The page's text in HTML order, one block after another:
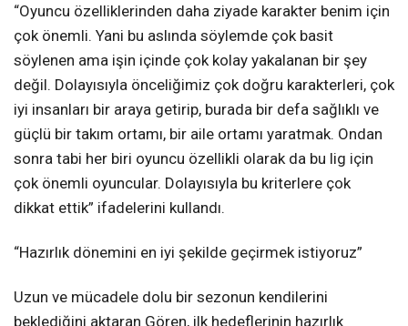
“Oyuncu özelliklerinden daha ziyade karakter benim için
çok önemli. Yani bu aslında söylemde çok basit
söylenen ama işin içinde çok kolay yakalanan bir şey
değil. Dolayısıyla önceliğimiz çok doğru karakterleri, çok
iyi insanları bir araya getirip, burada bir defa sağlıklı ve
güçlü bir takım ortamı, bir aile ortamı yaratmak. Ondan
sonra tabi her biri oyuncu özellikli olarak da bu lig için
çok önemli oyuncular. Dolayısıyla bu kriterlere çok
dikkat ettik” ifadelerini kullandı.
“Hazırlık dönemini en iyi şekilde geçirmek istiyoruz”
Uzun ve mücadele dolu bir sezonun kendilerini
beklediğini aktaran Gören, ilk hedeflerinin hazırlık